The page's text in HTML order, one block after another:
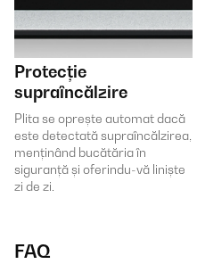
Protecție
supraîncălzire
Plita se oprește automat dacă
este detectată supraîncălzirea,
menținând bucătăria în
siguranță și oferindu-vă liniște
zi de zi.
FAQ